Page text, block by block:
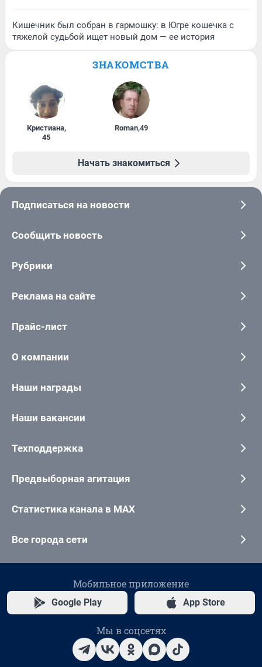
Кишечник был собран в гармошку: в Югре кошечка с
тяжелой судьбой ищет новый дом — ее история
ЗНАКОМСТВА
Кристиана,
45
Roman,49
Начать знакомиться
Подписаться на новости
Сообщить новость
Рубрики
Реклама на сайте
Прайс-лист
О компании
Наши награды
Наши вакансии
Техподдержка
Предвыборная агитация
Статистика канала в MAX
Все города сети
Мобильное приложение
Google Play App Store
Мы в соцсетях